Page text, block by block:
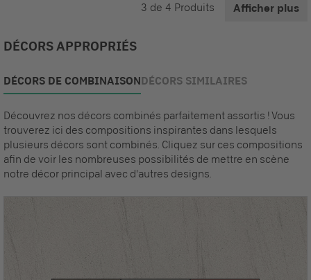
3 de 4 Produits Afficher plus
DÉCORS APPROPRIÉS
DÉCORS DE COMBINAISONDÉCORS SIMILAIRES
Découvrez nos décors combinés parfaitement assortis ! Vous
trouverez ici des compositions inspirantes dans lesquels
plusieurs décors sont combinés. Cliquez sur ces compositions
afin de voir les nombreuses possibilités de mettre en scène
notre décor principal avec d'autres designs.